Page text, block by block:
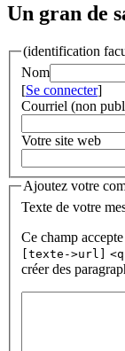
Un gran de
(identification
Nom
[Se connecter]
Courriel (non
Votre site web
Ajoutez votre
Texte de votre
Ce champ
[texte->url]
créer des